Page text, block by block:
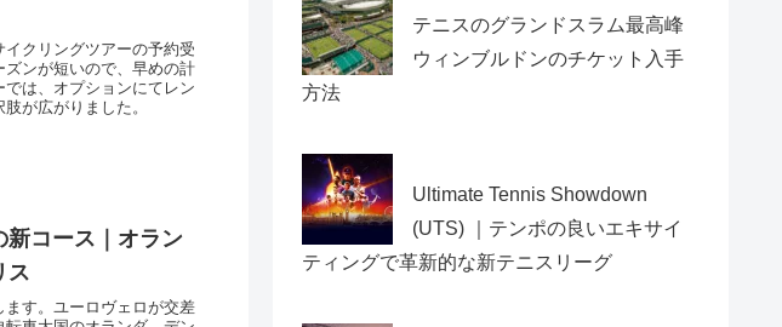
クリングツアーの予約受
ンが短いので、早めの計
は、オプションにてレン
が広がりました。
新コース｜オラン
ス
す。ユーロヴェロが交差
テニスのグランドスラム最高峰
ウィンブルドンのチケット入手
方法
Ultimate Tennis Showdown
(UTS) ｜テンポの良いエキサイ
ティングで革新的な新テニスリーグ